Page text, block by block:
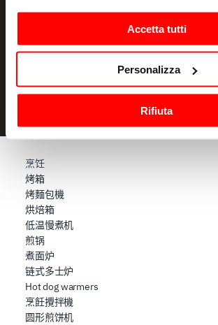
momento dalla Dichiarazione sui cookie
sull'icona di attivazione della privacy.
raccogliere informazioni sulla tua
geografica, con un'approssimazione
Identificare il tuo dispositivo,
(impronte digitali).
Approfondisci come vengono elaborati i
e imposta le tue preferenze nella
modificare o ritirare il tuo consenso in
dalla Dichiarazione sui cookie.
Utilizziamo i cookie per garantire che
usufruire del servizio richiesto, per
contenuti ed annunci, per fornire
media e per analizzare il nostro traffico.
Accetta tutti
Personalizza
Rifiuta
我声明我已阅读过信息通知并授权处理我的个
烹饪
烤箱
烤麵包機
烘焙箱
低温慢煮机
煎锅
煮面炉
链式多士炉
Hot dog warmers
烹飪攪拌機
圆形煎饼机